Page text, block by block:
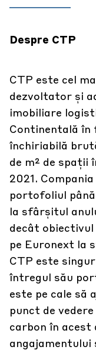
Despre CTP
CTP este cel
dezvoltator și
imobiliare
Continentală
închiriabilă
de m² de spații
2021.
portofoliul până
la sfârșitul
decât
pe Euronext la
CTP este
întregul său
este pe cale să
punct de
carbon în acest
angajamentului